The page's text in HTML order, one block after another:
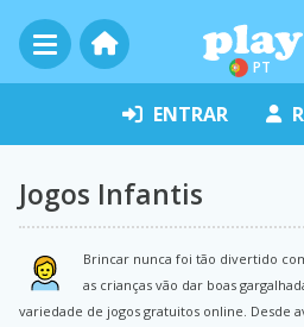
PT
ENTRAR
Jogos Infantis
Brincar nunca foi tão divertido
as crianças vão dar boas
variedade de jogos gratuitos online. Desde